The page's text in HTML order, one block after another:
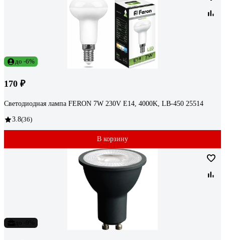
до -6%
170 ₽
Светодиодная лампа FERON 7W 230V E14, 4000K, LB-450 25514
3.8(36)
В корзину